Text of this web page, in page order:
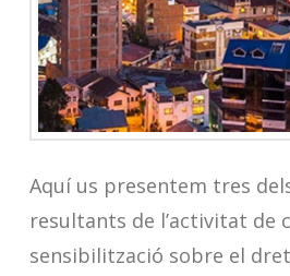
Aquí us presentem tres
resultants de l’activitat de
sensibilització sobre el